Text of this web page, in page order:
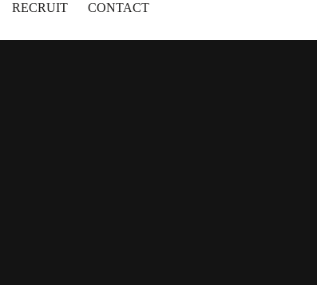
RECRUIT CONTACT